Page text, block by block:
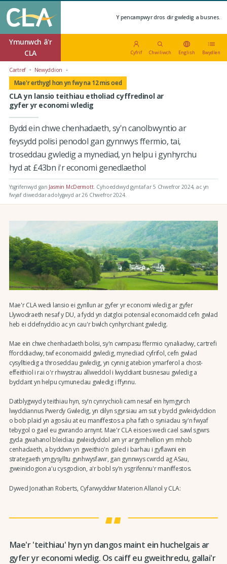
Y pencampwyr dros dir gwledig a busnes.
Ymunwch â'r
CLA
Cyfrif Chwiliwch English Bwydlen
Cartref Newyddion
Mae'r erthygl hon yn fwy na 12 mis oed
CLA yn lansio teithiau etholiad cyffredinol ar
gyfer yr economi wledig
Bydd ein chwe chenhadaeth, sy'n canolbwyntio ar
feysydd polisi penodol gan gynnwys ffermio, tai,
troseddau gwledig a mynediad, yn helpu i gynhyrchu
hyd at £43bn i'r economi genedlaethol
Ysgrifenwyd gan Jasmin McDermott. Cyhoeddwyd gyntaf ar 5 Chwefror 2024, ac yn
fwyaf diweddar adolygwyd ar 26 Chwefror 2024.
Mae'r CLA wedi lansio ei gynllun ar gyfer yr economi wledig ar gyfer
Llywodraeth nesaf y DU, a fydd yn datgloi potensial economaidd cefn gwlad
heb ei ddefnyddio ac yn cau'r bwlch cynhyrchiant gwledig.
Mae ein chwe chenhadaeth bolisi, sy'n cwmpasu ffermio cynaliadwy, cartrefi
fforddiadwy, twf economaidd gwledig, mynediad cyfrifol, cefn gwlad
cysylltiedig a throseddau gwledig, yn cynnig atebion ymarferol a chost-
effeithiol i rai o'r rhwystrau allweddol i lwyddiant busnesau gwledig a
byddant yn helpu cymunedau gwledig i ffynnu.
Datblygwyd y teithiau hyn, sy'n cynrychioli cam nesaf ein hymgyrch
lwyddiannus Pwerdy Gwledig, yn dilyn sgyrsiau am sut y bydd gwleidyddion
o bob plaid yn agosáu at eu maniffestos a pha fath o syniadau sy'n fwyaf
tebygol o gael eu gwrando arnynt. Mae'r CLA eisoes wedi cael sawl sgwrs
gyda gwahanol bleidiau gwleidyddol am yr argymhellion ym mhob
cenhadaeth, a byddwn yn gweithio'n galed i barhau i gyflawni ein
strategaeth ymgysylltu gynhwysfawr, gan gynnwys cwrdd ag ASau,
gweinidogion a'u cysgodion, a'r bobl sy'n ysgrifennu'r maniffestos.
Dywed Jonathan Roberts, Cyfarwyddwr Materion Allanol y CLA:
Mae'r 'teithiau' hyn yn dangos maint ein huchelgais ar
gyfer yr economi wledig. Os caiff eu gweithredu, gallai'r